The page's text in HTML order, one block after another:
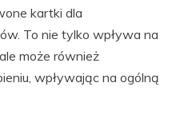
kartki dla
To nie tylko wpływa na
może również
wpływając na ogólną